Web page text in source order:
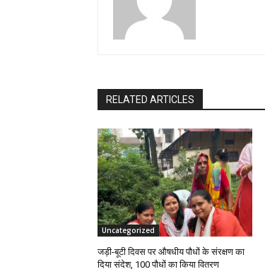
RELATED ARTICLES
Uncategorized
जड़ी-बूटी दिवस पर औषधीय पौधों के संरक्षण का
दिया संदेश, 100 पौधों का किया वितरण